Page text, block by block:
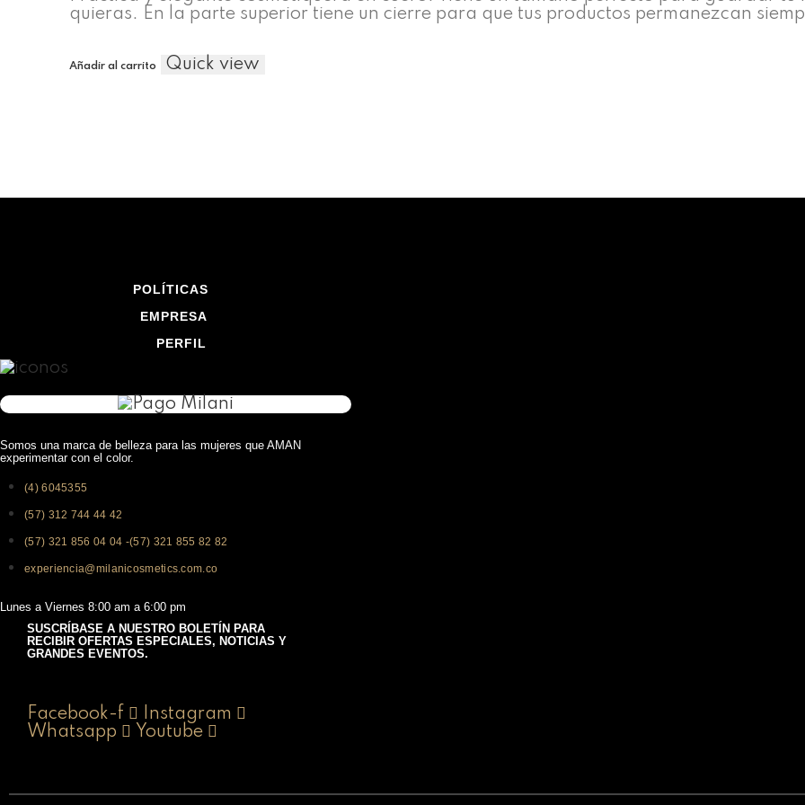
en
página
de
quieras. En la parte superior tiene un cierre para que tus productos permanezcan
Añadir al carrito Quick view
POLÍTICAS
EMPRESA
PERFIL
Somos una marca de belleza para las mujeres que AMAN
experimentar con el color.
(4) 6045355
(57) 312 744 44 42
(57) 321 856 04 04 -(57) 321 855 82 82
experiencia@milanicosmetics.com.co
Lunes a Viernes 8:00 am a 6:00 pm
SUSCRÍBASE A NUESTRO BOLETÍN PARA
RECIBIR OFERTAS ESPECIALES, NOTICIAS Y
GRANDES EVENTOS.
Facebook-f
Instagram
Whatsapp
Youtube